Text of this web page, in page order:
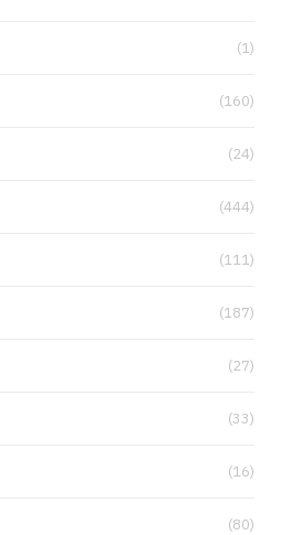
(1)
(160)
(24)
(444)
(111)
(187)
(27)
(33)
(16)
(80)